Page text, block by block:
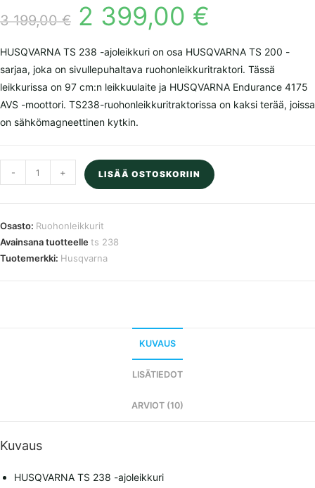
perustuen
arvotuksee
3 199,00€
Alkuperäinen
hinta
oli:
199,00 €.
2 399,00 €
399,00 €.
HUSQVARNA TS 238 -ajoleikkuri on osa HUSQVARNA TS 200 -
sarjaa, joka on sivullepuhaltava ruohonleikkuritraktori. Tässä
leikkurissa on 97 cm:n leikkuulaite ja HUSQVARNA Endurance 4175
AVS -moottori. TS238-ruohonleikkuritraktorissa on kaksi terää, joissa
on sähkömagneettinen kytkin.
HUSQVARNA
TS
-
ajoleikkuri
määrä
- + LISÄÄ OSTOSKORIIN
Osasto: Ruohonleikkurit
Avainsana tuotteellets 238
Tuotemerkki: Husqvarna
KUVAUS
LISÄTIEDOT
ARVIOT (10)
Kuvaus
HUSQVARNA TS 238 -ajoleikkuri